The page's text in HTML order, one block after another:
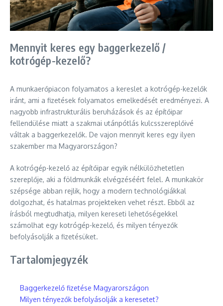
Mennyit keres egy baggerkezelő /
kotrógép-kezelő?
A munkaerőpiacon folyamatos a kereslet a kotrógép-kezelők
iránt, ami a fizetések folyamatos emelkedését eredményezi. A
nagyobb infrastrukturális beruházások és az építőipar
fellendülése miatt a szakmai utánpótlás kulcsszereplőivé
váltak a baggerkezelők. De vajon mennyit keres egy ilyen
szakember ma Magyarországon?
A kotrógép-kezelő az építőipar egyik nélkülözhetetlen
szereplője, aki a földmunkák elvégzéséért felel. A munkakör
szépsége abban rejlik, hogy a modern technológiákkal
dolgozhat, és hatalmas projekteken vehet részt. Ebből az
írásból megtudhatja, milyen kereseti lehetőségekkel
számolhat egy kotrógép-kezelő, és milyen tényezők
befolyásolják a fizetésüket.
Tartalomjegyzék
Baggerkezelő fizetése Magyarországon
Milyen tényezők befolyásolják a keresetet?